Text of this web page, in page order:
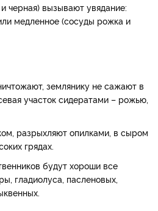
черная) вызывают увядание:
медленное (сосуды рожка и
землянику не сажают в
участок сидератами – рожью,
разрыхляют опилками, в сыром
грядах.
будут хороши все
гладиолуса, пасленовых,